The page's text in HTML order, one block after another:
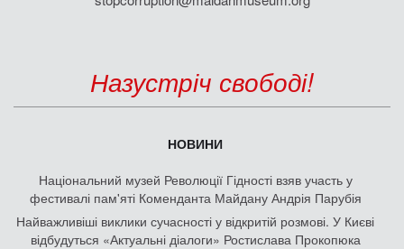
Назустріч свободі!
НОВИНИ
Національний музей Революції Гідності взяв участь у
фестивалі пам'яті Коменданта Майдану Андрія Парубія
Найважливіші виклики сучасності у відкритій розмові. У Києві
відбудуться «Актуальні діалоги» Ростислава Прокопюка